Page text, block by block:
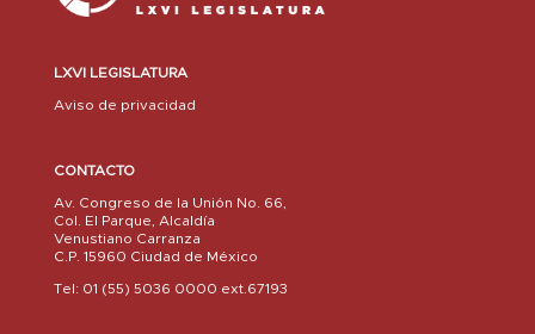
LXVI LEGISLATURA
Aviso de privacidad
CONTACTO
Av. Congreso de la Unión No. 66,
Col. El Parque, Alcaldía
Venustiano Carranza
C.P. 15960 Ciudad de México
Tel: 01 (55) 5036 0000 ext.67193